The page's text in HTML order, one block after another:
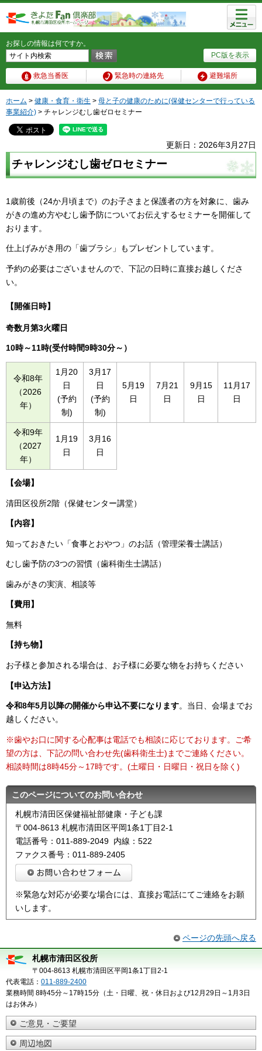
PC版を表示
お探しの情報は何ですか。
救急当番医 緊急時の連絡先 避難場所
メニュ
ー
ホーム > 健康・食育・衛生 > 母と子の健康のために(保健センターで行っている
事業紹介) > チャレンジむし歯ゼロセミナー
更新日：2026年3月27日
チャレンジむし歯ゼロセミナー
1歳前後（24か月頃まで）のお子さまと保護者の方を対象に、歯み
がきの進め方やむし歯予防についてお伝えするセミナーを開催して
おります。
仕上げみがき用の「歯ブラシ」もプレゼントしています。
予約の必要はございませんので、下記の日時に直接お越しくださ
い。
【開催日時】
奇数月第3火曜日
10時～11時(受付時間9時30分～）
令和8年
（2026
年）
1月20
日
(予約
制)
3月17
日
(予約
制)
5月19
日
7月21
日
9月15
日
11月17
日
令和9年
（2027
年）
1月19
日
3月16
日
【会場】
清田区役所2階（保健センター講堂）
【内容】
知っておきたい「食事とおやつ」のお話（管理栄養士講話）
むし歯予防の3つの習慣（歯科衛生士講話）
歯みがきの実演、相談等
【費用】
無料
【持ち物】
お子様と参加される場合は、お子様に必要な物をお持ちください
【申込方法】
令和8年5月以降の開催から申込不要になります。当日、会場までお
越しください。
※歯やお口に関する心配事は電話でも相談に応じております。ご希
望の方は、下記の問い合わせ先(歯科衛生士)までご連絡ください。
相談時間は8時45分～17時です。(土曜日・日曜日・祝日を除く)
このページについてのお問い合わせ
札幌市清田区保健福祉部健康・子ども課
〒004-8613 札幌市清田区平岡1条1丁目2-1
電話番号：011-889-2049 内線：522
ファクス番号：011-889-2405
※緊急な対応が必要な場合には、直接お電話にてご連絡をお願
いします。
ページの先頭へ戻る
札幌市清田区役所
〒004-8613 札幌市清田区平岡1条1丁目2-1
代表電話： 011-889-2400
業務時間 8時45分～17時15分（土・日曜、祝・休日および12月29日～1月3日
はお休み）
ご意見・ご要望
周辺地図